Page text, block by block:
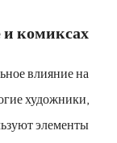
и комиксах
влияние на
художники,
элементы